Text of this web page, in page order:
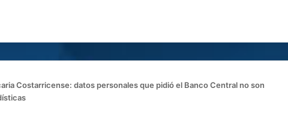
Costarricense: datos personales que pidió el Banco Central no son